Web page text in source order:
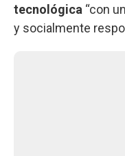
tecnológica “con
y socialmente